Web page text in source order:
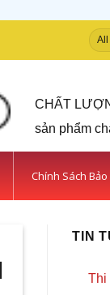
CHẤT
sản phẩm
Chính Sách
TIN
Thi